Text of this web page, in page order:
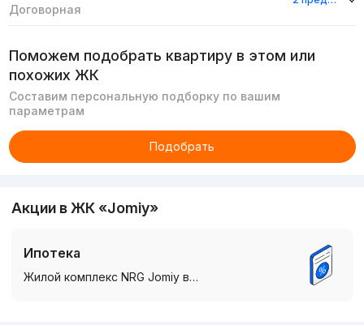
Договорная
Поможем подобрать квартиру в этом или
похожих ЖК
Составим персональную подборку по вашим
параметрам
Подобрать
Акции в ЖК «Jomiy»
Ипотека
Жилой комплекс NRG Jomiy в…